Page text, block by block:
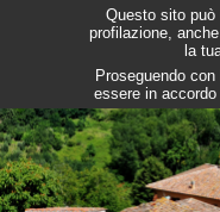
Questo sito
profilazione,
la
Proseguendo
essere in